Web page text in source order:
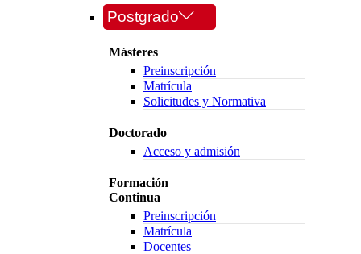
Postgrado
Másteres
Preinscripción
Matrícula
Solicitudes y Normativa
Doctorado
Acceso y admisión
Formación
Continua
Preinscripción
Matrícula
Docentes